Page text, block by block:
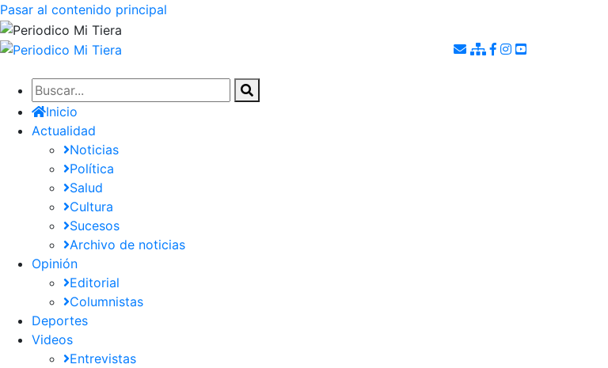
Pasar al contenido principal
Inicio
Actualidad
Noticias
Política
Salud
Cultura
Sucesos
Archivo de noticias
Opinión
Editorial
Columnistas
Deportes
Videos
Entrevistas